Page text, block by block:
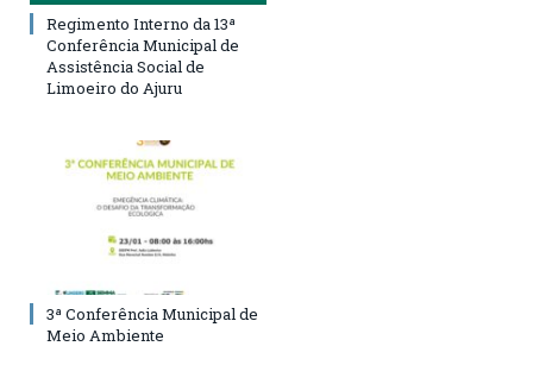
Regimento Interno da 13ª
Conferência Municipal de
Assistência Social de
Limoeiro do Ajuru
3ª Conferência Municipal de
Meio Ambiente